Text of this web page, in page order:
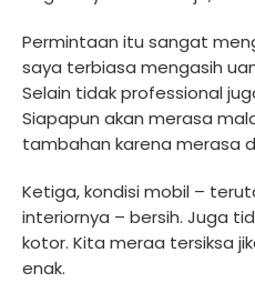
Permintaan itu sangat
saya terbiasa mengasih
Selain tidak professional
Siapapun akan merasa
tambahan karena merasa
Ketiga, kondisi mobil –
interiornya – bersih. Juga
kotor. Kita meraa tersiksa
enak.